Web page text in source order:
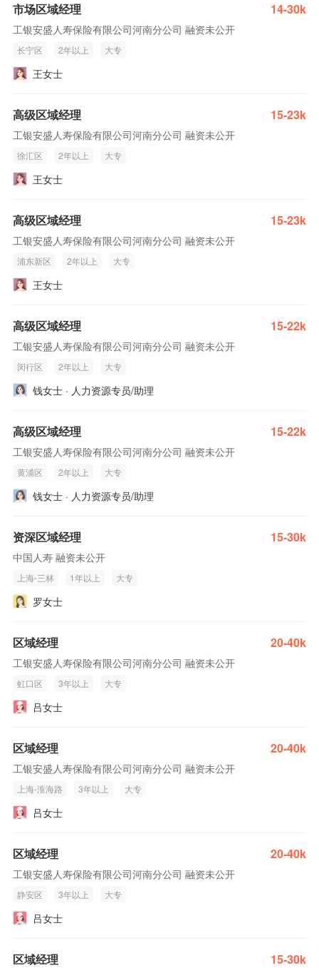
市场区域经理 14-30k
工银安盛人寿保险有限公司河南分公司 融资未公开
长宁区 2年以上 大专
王女士
高级区域经理 15-23k
工银安盛人寿保险有限公司河南分公司 融资未公开
徐汇区 2年以上 大专
王女士
高级区域经理 15-23k
工银安盛人寿保险有限公司河南分公司 融资未公开
浦东新区 2年以上 大专
王女士
高级区域经理 15-22k
工银安盛人寿保险有限公司河南分公司 融资未公开
闵行区 2年以上 大专
钱女士 · 人力资源专员/助理
高级区域经理 15-22k
工银安盛人寿保险有限公司河南分公司 融资未公开
黄浦区 2年以上 大专
钱女士 · 人力资源专员/助理
资深区域经理 15-30k
中国人寿 融资未公开
上海-三林 1年以上 大专
罗女士
区域经理 20-40k
工银安盛人寿保险有限公司河南分公司 融资未公开
虹口区 3年以上 大专
吕女士
区域经理 20-40k
工银安盛人寿保险有限公司河南分公司 融资未公开
上海-淮海路 3年以上 大专
吕女士
区域经理 20-40k
工银安盛人寿保险有限公司河南分公司 融资未公开
静安区 3年以上 大专
吕女士
区域经理 15-30k